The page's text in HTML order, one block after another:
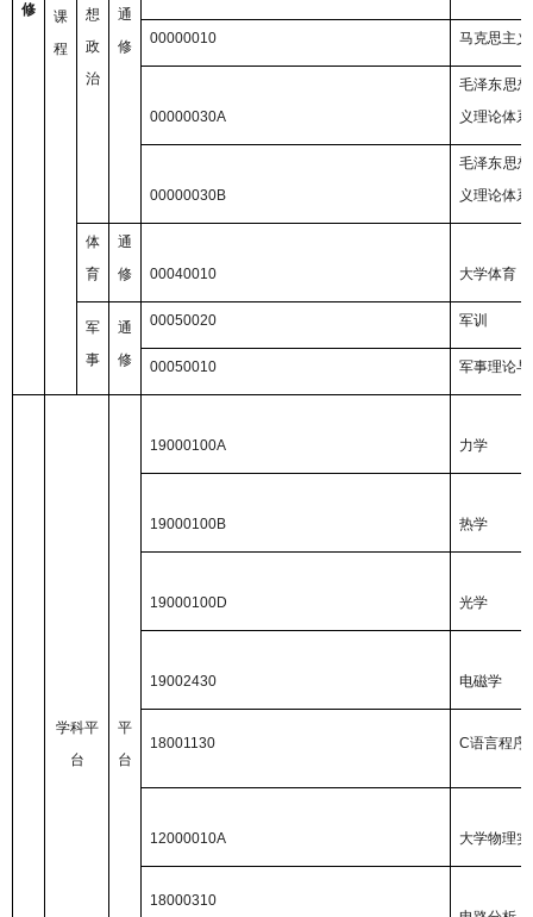
修
课
程
想
政
治
通
修
00000010 马克思主
00000030A
毛泽东思
义理论体
00000030B
毛泽东思
义理论体
体
育
通
修
00040010 大学体育
军
事
通
修
00050020 军训
00050010 军事理论
学科平
台
平
台
19000100A 力学
19000100B 热学
19000100D 光学
19002430 电磁学
18001130 C语言程序
12000010A 大学物理
18000310